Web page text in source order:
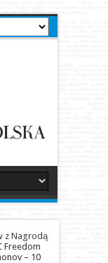
z Nagrodą
Freedom
– 10